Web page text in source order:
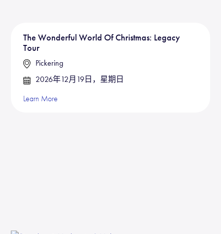
The Wonderful World Of Christmas: Legacy
Tour
Pickering
2026年12月19日，星期日
Learn More